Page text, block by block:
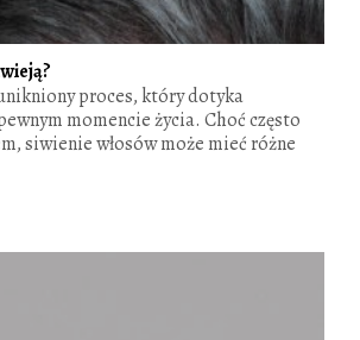
proces, który dotyka
momencie życia. Choć często
siwienie włosów może mieć różne